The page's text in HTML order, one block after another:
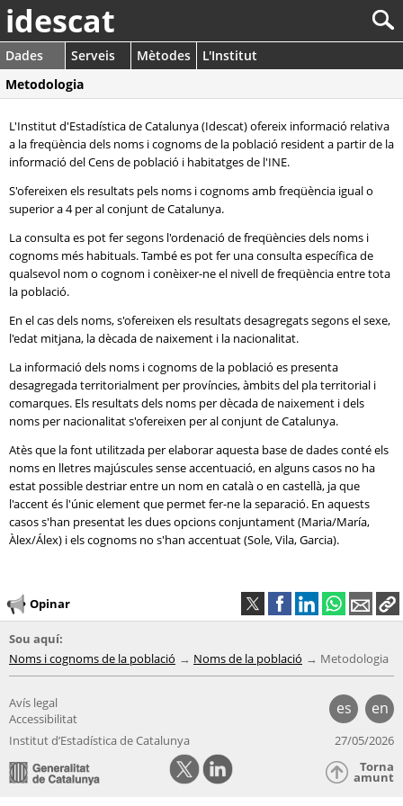
idescat
Dades Serveis Mètodes
L'Institut
Metodologia
L'Institut d'Estadística de Catalunya (Idescat) ofereix informació relativa
a la freqüència dels noms i cognoms de la població resident a partir de la
informació del Cens de població i habitatges de l'INE.
S'ofereixen els resultats pels noms i cognoms amb freqüència igual o
superior a 4 per al conjunt de Catalunya.
La consulta es pot fer segons l'ordenació de freqüències dels noms i
cognoms més habituals. També es pot fer una consulta específica de
qualsevol nom o cognom i conèixer-ne el nivell de freqüència entre tota
la població.
En el cas dels noms, s'ofereixen els resultats desagregats segons el sexe,
l'edat mitjana, la dècada de naixement i la nacionalitat.
La informació dels noms i cognoms de la població es presenta
desagregada territorialment per províncies, àmbits del pla territorial i
comarques. Els resultats dels noms per dècada de naixement i dels
noms per nacionalitat s'ofereixen per al conjunt de Catalunya.
Atès que la font utilitzada per elaborar aquesta base de dades conté els
noms en lletres majúscules sense accentuació, en alguns casos no ha
estat possible destriar entre un nom en català o en castellà, ja que
l'accent és l'únic element que permet fer-ne la separació. En aquests
casos s'han presentat les dues opcions conjuntament (Maria/María,
Àlex/Álex) i els cognoms no s'han accentuat (Sole, Vila, Garcia).
Opinar
Sou aquí:
Noms i cognoms de la població
Noms de la població Metodologia
es en
Avís legal
Accessibilitat
Institut d’Estadística de Catalunya
27/05/2026
Torna
amunt